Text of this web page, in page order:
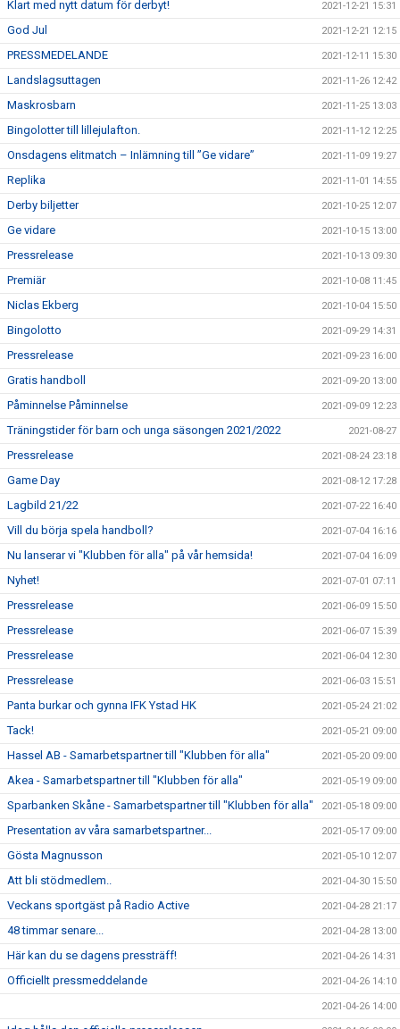
Klart med nytt datum för derbyt! 2021-12-21 15:31
God Jul 2021-12-21 12:15
PRESSMEDELANDE 2021-12-11 15:30
Landslagsuttagen 2021-11-26 12:42
Maskrosbarn 2021-11-25 13:03
Bingolotter till lillejulafton. 2021-11-12 12:25
Onsdagens elitmatch – Inlämning till ”Ge vidare” 2021-11-09 19:27
Replika 2021-11-01 14:55
Derby biljetter 2021-10-25 12:07
Ge vidare 2021-10-15 13:00
Pressrelease 2021-10-13 09:30
Premiär 2021-10-08 11:45
Niclas Ekberg 2021-10-04 15:50
Bingolotto 2021-09-29 14:31
Pressrelease 2021-09-23 16:00
Gratis handboll 2021-09-20 13:00
Påminnelse Påminnelse 2021-09-09 12:23
Träningstider för barn och unga säsongen 2021/2022 2021-08-27
Pressrelease 2021-08-24 23:18
Game Day 2021-08-12 17:28
Lagbild 21/22 2021-07-22 16:40
Vill du börja spela handboll? 2021-07-04 16:16
Nu lanserar vi "Klubben för alla" på vår hemsida! 2021-07-04 16:09
Nyhet! 2021-07-01 07:11
Pressrelease 2021-06-09 15:50
Pressrelease 2021-06-07 15:39
Pressrelease 2021-06-04 12:30
Pressrelease 2021-06-03 15:51
Panta burkar och gynna IFK Ystad HK 2021-05-24 21:02
Tack! 2021-05-21 09:00
Hassel AB - Samarbetspartner till "Klubben för alla" 2021-05-20 09:00
Akea - Samarbetspartner till "Klubben för alla" 2021-05-19 09:00
Sparbanken Skåne - Samarbetspartner till "Klubben för alla" 2021-05-18 09:00
Presentation av våra samarbetspartner... 2021-05-17 09:00
Gösta Magnusson 2021-05-10 12:07
Att bli stödmedlem.. 2021-04-30 15:50
Veckans sportgäst på Radio Active 2021-04-28 21:17
48 timmar senare... 2021-04-28 13:00
Här kan du se dagens pressträff! 2021-04-26 14:31
Officiellt pressmeddelande 2021-04-26 14:10
2021-04-26 14:00